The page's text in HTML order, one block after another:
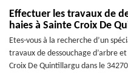
Effectuer les travaux de
haies à Sainte Croix De
Etes-vous à la recherche d’un
travaux de dessouchage d’arbre
Croix De Quintillargu dans le